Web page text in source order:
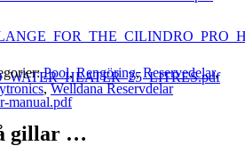
manual.pdf
Pool, Rengöring, Reservedelar,
, Welldana Reservdelar
gillar …